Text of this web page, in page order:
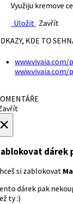
Využiju kremove
Uložit Zavřít
KDE TO
dárek
si zablokovat
dárek pak
ty :)